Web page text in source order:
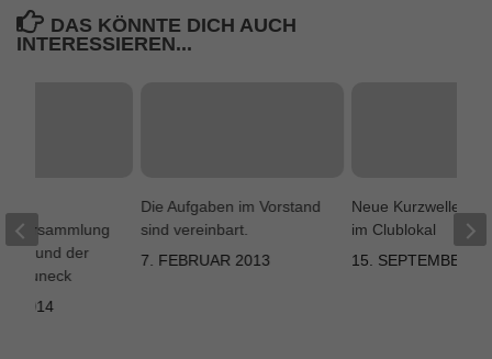
DAS KÖNNTE DICH AUCH
INTERESSIEREN...
Die Aufgaben im Vorstand
sind vereinbart.
7. FEBRUAR 2013
Neue
im Clublokal
15. SEPTEMBER
und der
Bruneck
2014